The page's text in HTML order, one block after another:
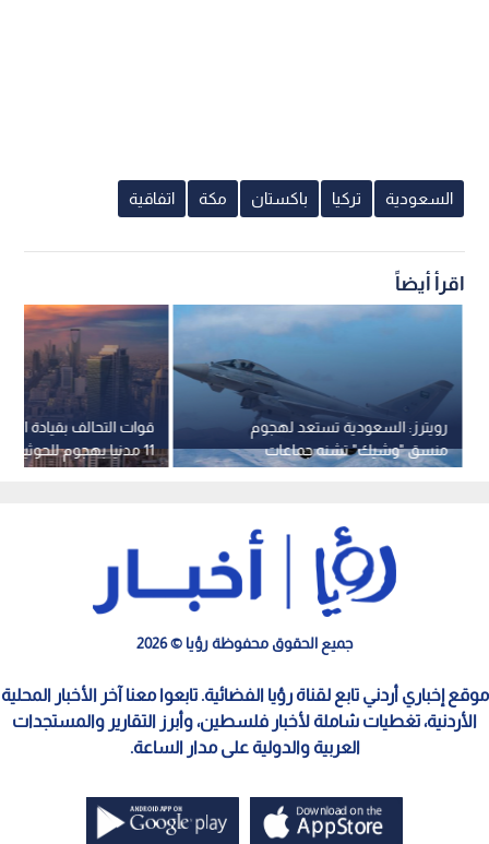
السعودية تركيا باكستان مكة اتفاقية
اقرأ أيضاً
قوات التحالف بقيادة
11 مدنيا بهجوم للحوثيين على نجران
رويترز: السعودية تستعد لهجوم
منسق "وشيك" تشنه جماعات
مدعومة من إيران
جميع الحقوق محفوظة رؤيا © 2026
موقع إخباري أردني تابع لقناة رؤيا الفضائية. تابعوا معنا آخر الأخبار المحلية
الأردنية، تغطيات شاملة لأخبار فلسطين، وأبرز التقارير والمستجدات
العربية والدولية على مدار الساعة.